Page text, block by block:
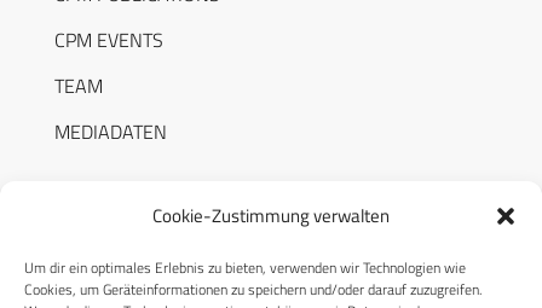
Cookie-Zustimmung verwalten
Um dir ein optimales Erlebnis zu bieten, verwenden wir Technologien wie
Cookies, um Geräteinformationen zu speichern und/oder darauf zuzugreifen.
CPM EVENTS
TEAM
MEDIADATEN
RECHTLICHES